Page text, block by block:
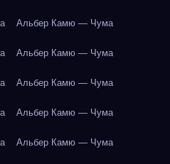
Альбер Камю — Чума
Альбер Камю — Чума
Альбер Камю — Чума
Альбер Камю — Чума
Альбер Камю — Чума